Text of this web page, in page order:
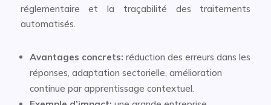
réglementaire et la traçabilité des traitements
automatisés.
Avantages concrets: réduction des erreurs dans les
réponses, adaptation sectorielle, amélioration
continue par apprentissage contextuel.